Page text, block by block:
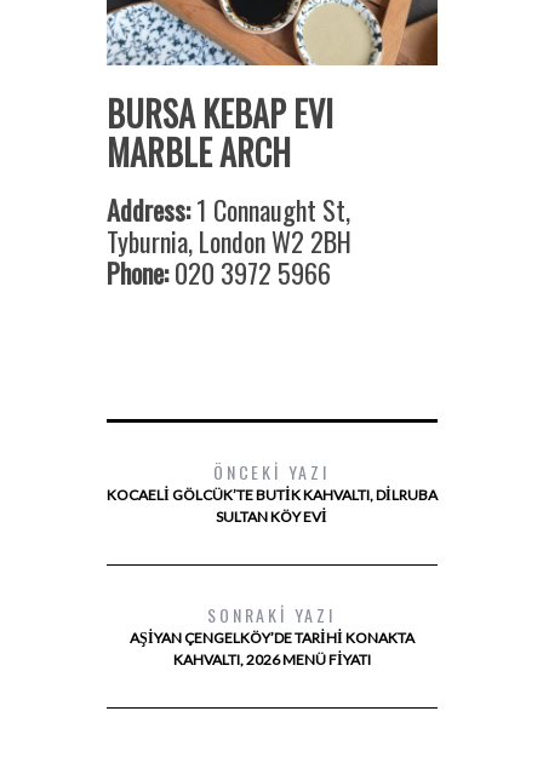
BURSA KEBAP EVI
MARBLE ARCH
Address:1 Connaught St,
Tyburnia, London W2 2BH
Phone:020 3972 5966
ÖNCEKI YAZI
KOCAELI GÖLCÜK’TE BUTIK KAHVALTI, DILRUBA
SULTAN KÖY EVI
SONRAKI YAZI
AŞIYAN ÇENGELKÖY’DE TARIHI KONAKTA
KAHVALTI, 2026 MENÜ FIYATI